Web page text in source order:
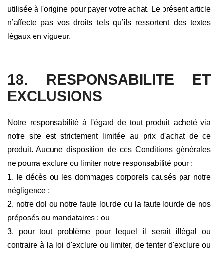
utilisée à l'origine pour payer votre achat. Le présent article
n’affecte pas vos droits tels qu’ils ressortent des textes
légaux en vigueur.
18. RESPONSABILITE ET
EXCLUSIONS
Notre responsabilité à l'égard de tout produit acheté via
notre site est strictement limitée au prix d'achat de ce
produit. Aucune disposition de ces Conditions générales
ne pourra exclure ou limiter notre responsabilité pour :
1. le décès ou les dommages corporels causés par notre
négligence ;
2. notre dol ou notre faute lourde ou la faute lourde de nos
préposés ou mandataires ; ou
3. pour tout problème pour lequel il serait illégal ou
contraire à la loi d'exclure ou limiter, de tenter d'exclure ou